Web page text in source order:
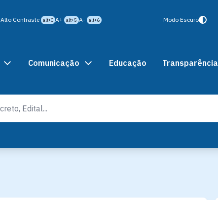
Alto Contraste alt+C A+ alt+5 A- alt+6 Modo Escuro
Comunicação Educação Transparência